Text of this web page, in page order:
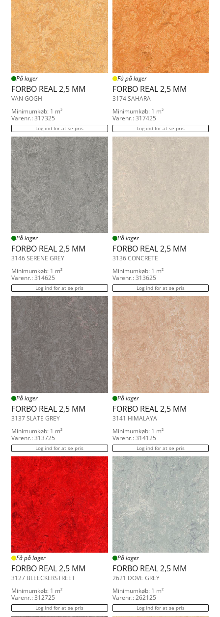
På lager
FORBO REAL 2,5 MM
VAN GOGH
Minimumkøb: 1 m²
Varenr.: 317325
Log ind for at se pris
Få på lager
FORBO REAL 2,5 MM
3174 SAHARA
Minimumkøb: 1 m²
Varenr.: 317425
Log ind for at se pris
På lager
FORBO REAL 2,5 MM
3146 SERENE GREY
Minimumkøb: 1 m²
Varenr.: 314625
Log ind for at se pris
På lager
FORBO REAL 2,5 MM
3136 CONCRETE
Minimumkøb: 1 m²
Varenr.: 313625
Log ind for at se pris
På lager
FORBO REAL 2,5 MM
3137 SLATE GREY
Minimumkøb: 1 m²
Varenr.: 313725
Log ind for at se pris
På lager
FORBO REAL 2,5 MM
3141 HIMALAYA
Minimumkøb: 1 m²
Varenr.: 314125
Log ind for at se pris
Få på lager
FORBO REAL 2,5 MM
3127 BLEECKERSTREET
Minimumkøb: 1 m²
Varenr.: 312725
Log ind for at se pris
På lager
FORBO REAL 2,5 MM
2621 DOVE GREY
Minimumkøb: 1 m²
Varenr.: 262125
Log ind for at se pris